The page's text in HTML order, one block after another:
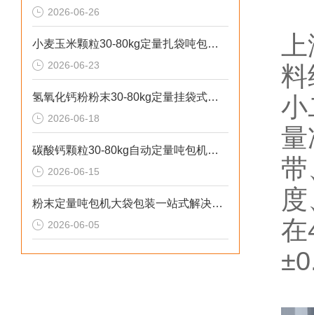
2026-06-26
小麦玉米颗粒30-80kg定量扎袋吨包机操作简单
2026-06-23
氢氧化钙粉粉末30-80kg定量挂袋式称重吨包机生产厂家
2026-06-18
碳酸钙颗粒30-80kg自动定量吨包机厂家直供
2026-06-15
粉末定量吨包机大袋包装一站式解决方案
2026-06-05
料
小
量
在